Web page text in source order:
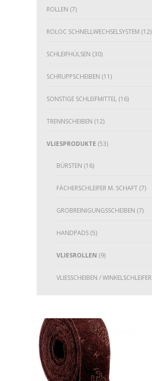
ROLLEN (7)
ROLOC SCHNELLWECHSELSYSTEM (12)
SCHLEIFHÜLSEN (30)
SCHRUPPSCHEIBEN (11)
SONSTIGE SCHLEIFMITTEL (16)
TRENNSCHEIBEN (12)
VLIESPRODUKTE (53)
BÜRSTEN (16)
FÄCHERSCHLEIFER M. SCHAFT (7)
GROBREINIGUNGSSCHEIBEN (7)
HANDPADS (5)
VLIESROLLEN (9)
VLIESSCHEIBEN / WINKELSCHLEIFER